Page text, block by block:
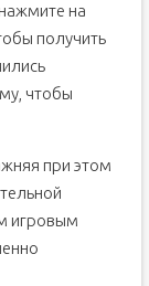
на
получить
чтобы
при этом
игровым